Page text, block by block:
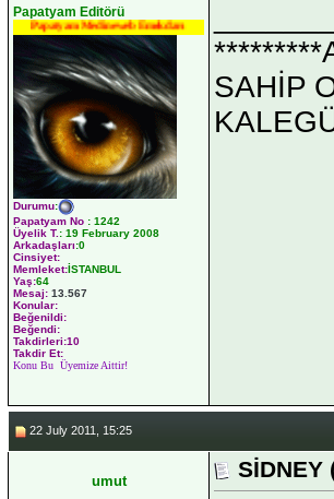
Papatyam Editörü
Papatyam Medineweb Emekdarı
Durumu:
Papatyam No : 1242
Üyelik T.: 19 February 2008
Arkadaşları:0
Cinsiyet:
Memleket:İSTANBUL
Yaş:64
Mesaj: 13.567
Konular:
Beğenildi:
Beğendi:
Takdirleri:10
Takdir Et:
Konu Bu Üyemize Aittir!
SAHİP
22 July 2011, 15:25
umut SİDNEY